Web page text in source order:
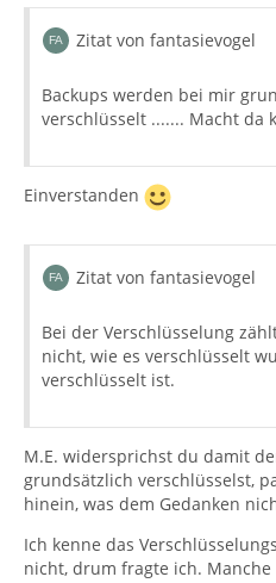
Zitat von fantasievogel
Backups werden bei mir
verschlüsselt ....... Macht da
Einverstanden
Zitat von fantasievogel
Bei der Verschlüsselung
nicht, wie es verschlüsselt
verschlüsselt ist.
M.E. widersprichst du damit
grundsätzlich verschlüsselst,
hinein, was dem Gedanken
Ich kenne das
nicht, drum fragte ich.